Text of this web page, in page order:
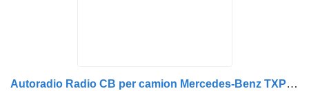
Autoradio Radio CB per camion Mercedes-Benz TXPR002 cu Microfon și Cablu